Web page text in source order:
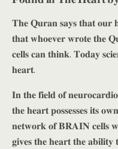
𝐓𝐡𝐞 𝐐𝐮𝐫𝐚𝐧 𝐬𝐚𝐲𝐬 𝐭𝐡𝐚𝐭 𝐨𝐮𝐫
𝐭𝐡𝐚𝐭 𝐰𝐡𝐨𝐞𝐯𝐞𝐫 𝐰𝐫𝐨𝐭𝐞 𝐭𝐡𝐞
𝐜𝐞𝐥𝐥𝐬 𝐜𝐚𝐧 𝐭𝐡𝐢𝐧𝐤. 𝐓𝐨𝐝𝐚𝐲
𝐡𝐞𝐚𝐫𝐭.
𝐈𝐧 𝐭𝐡𝐞 𝐟𝐢𝐞𝐥𝐝 𝐨𝐟
𝐭𝐡𝐞 𝐡𝐞𝐚𝐫𝐭 𝐩𝐨𝐬𝐬𝐞𝐬𝐬𝐞𝐬 𝐢𝐭𝐬
𝐧𝐞𝐭𝐰𝐨𝐫𝐤 𝐨𝐟 𝐁𝐑𝐀𝐈𝐍 𝐜𝐞𝐥𝐥𝐬
𝐠𝐢𝐯𝐞𝐬 𝐭𝐡𝐞 𝐡𝐞𝐚𝐫𝐭 𝐭𝐡𝐞